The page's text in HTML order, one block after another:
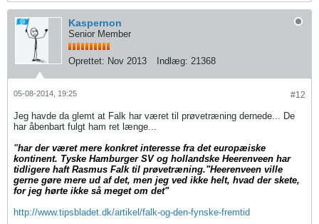
Kaspernon
Senior Member
Oprettet: Nov 2013 Indlæg: 21368
#12
05-08-2014, 19:25
Jeg havde da glemt at Falk har været til prøvetræning dernede... De
har åbenbart fulgt ham ret længe...
"har der været mere konkret interesse fra det europæiske
kontinent. Tyske Hamburger SV og hollandske Heerenveen har
tidligere haft Rasmus Falk til prøvetræning."Heerenveen ville
gerne gøre mere ud af det, men jeg ved ikke helt, hvad der skete,
for jeg hørte ikke så meget om det"
http://www.tipsbladet.dk/artikel/falk-og-den-fynske-fremtid